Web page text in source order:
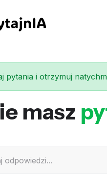
pytania i otrzymuj
masz